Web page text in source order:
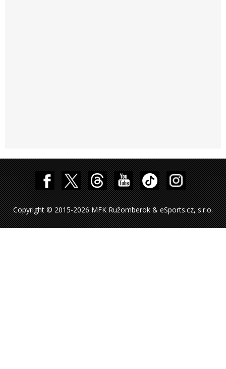
Copyright © 2015-2026 MFK Ružomberok & eSports.cz, s.r.o.